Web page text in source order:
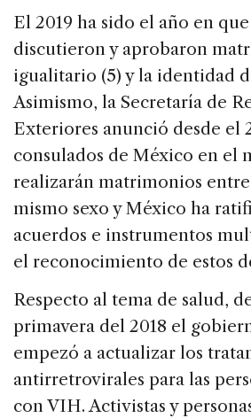
El 2019 ha sido el año en
discutieron y aprobaron
igualitario (5) y la identidad
Asimismo, la Secretaría de
Exteriores anunció desde el
consulados de México en el
realizarán matrimonios
mismo sexo y México ha
acuerdos e instrumentos
el reconocimiento de estos
Respecto al tema de salud,
primavera del 2018 el
empezó a actualizar los
antirretrovirales para las
con VIH. Activistas y